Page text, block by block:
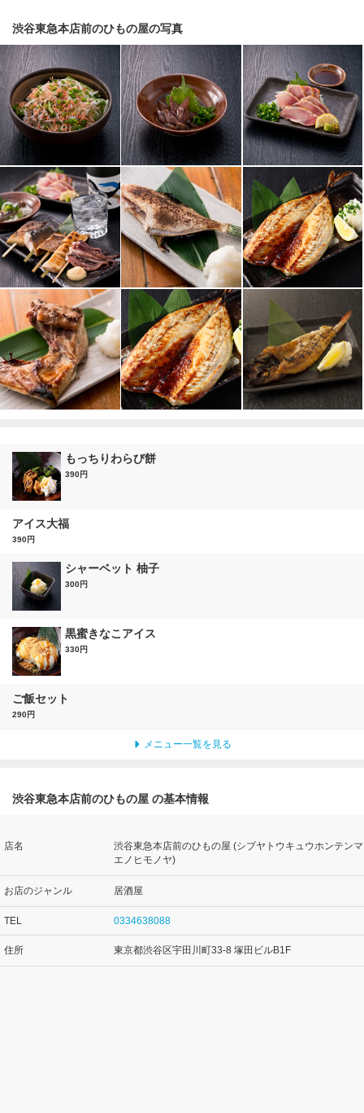
渋谷東急本店前のひもの屋の写真
もっちりわらび餅
390円
アイス大福
390円
シャーベット 柚子
300円
黒蜜きなこアイス
330円
ご飯セット
290円
メニュー一覧を見る
渋谷東急本店前のひもの屋 の基本情報
店名
渋谷東急本店前のひもの屋 (シブヤトウキュウホンテンマ
エノヒモノヤ)
お店のジャンル 居酒屋
TEL 0334638088
住所 東京都渋谷区宇田川町33-8 塚田ビルB1F